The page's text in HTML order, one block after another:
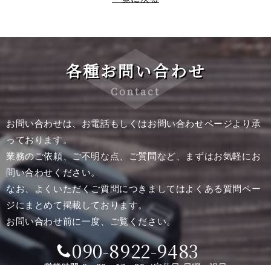
各種お問い合わせ
Contact
お問い合わせは、お電話もしくはお問い合わせページより承
っております。
業務のご依頼、ご不明な点、ご質問など、まずはお気軽にお
問い合わせください。
なお、よくいただくご質問につきましてはよくある質問ペー
ジにまとめて掲載しております。
お問い合わせ前に一度、ご覧ください。
090-8922-9483